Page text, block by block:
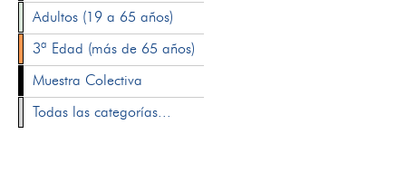
Adultos (19 a 65 años)
3ª Edad (más de 65 años)
Muestra Colectiva
Todas las categorías...